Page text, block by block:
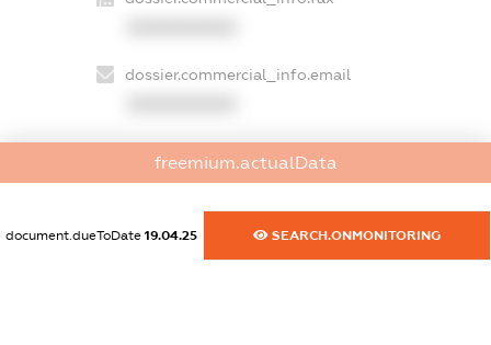
dossier.commercial_info.email
XXXXXXXXXX
dossier.commercial_info.activity
XXXXXXXXXX
freemium.actualData
document.dueToDate 19.04.25 SEARCH.ONMONITORING